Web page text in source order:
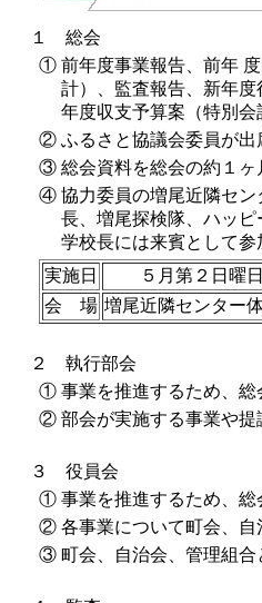
１ 総会
① 前年度事業報告、前年
計）、監査報告、新年
年度収支予算案（特別
② ふるさと協議会委員が
③ 総会資料を総会の約１
④ 協力委員の増尾近隣セ
長、増尾探検隊、ハッ
学校長には来賓として参
実施日
５月第２日曜日
会 場 増尾近隣センター
２ 執行部会
① 事業を推進するため、
② 部会が実施する事業や
３ 役員会
① 事業を推進するため、
② 各事業について町会、
③ 町会、自治会、管理組